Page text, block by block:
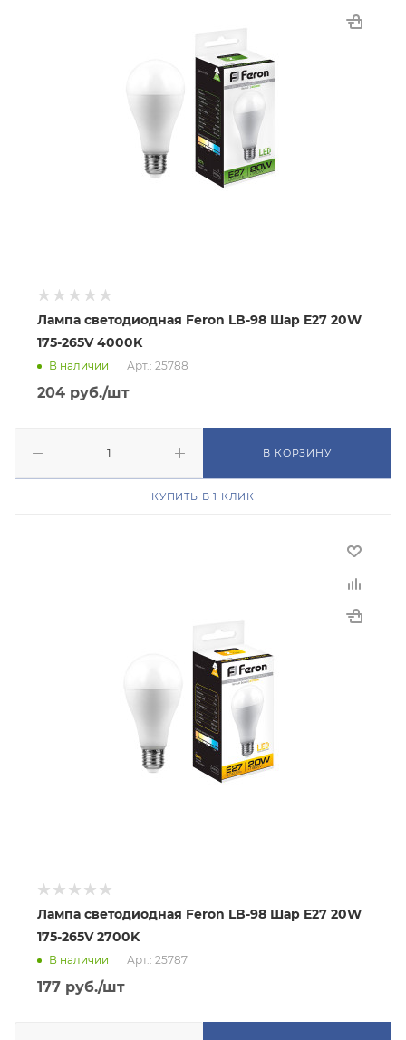
Лампа светодиодная Feron LB-98 Шар E27 20W
175-265V 4000K
В наличии Арт.: 25788
204 руб./шт
В КОРЗИНУ
КУПИТЬ В 1 КЛИК
Лампа светодиодная Feron LB-98 Шар E27 20W
175-265V 2700K
В наличии Арт.: 25787
177 руб./шт